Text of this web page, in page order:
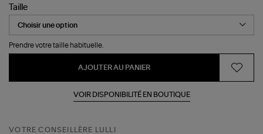
Taille
Prendre votre taille habituelle.
AJOUTER AU PANIER
VOIR DISPONIBILITÉ EN BOUTIQUE
VOTRE CONSEILLÈRE LULLI